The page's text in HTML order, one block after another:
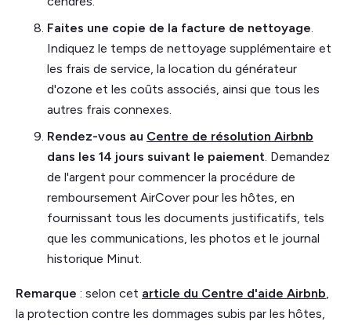
Faites une copie de la facture de nettoyage.
Indiquez le temps de nettoyage supplémentaire et
les frais de service, la location du générateur
d'ozone et les coûts associés, ainsi que tous les
autres frais connexes.
Rendez-vous au Centre de résolution Airbnb
dans les 14 jours suivant le paiement. Demandez
de l'argent pour commencer la procédure de
remboursement AirCover pour les hôtes, en
fournissant tous les documents justificatifs, tels
que les communications, les photos et le journal
historique Minut.
Remarque : selon cet article du Centre d'aide Airbnb,
la protection contre les dommages subis par les hôtes,